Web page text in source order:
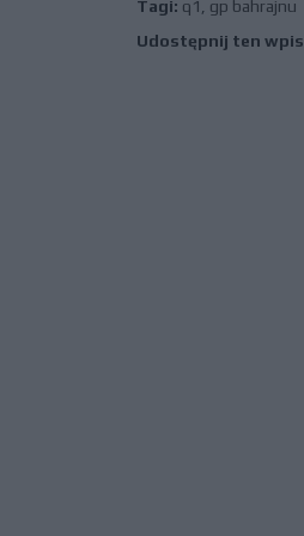
Tagi: q1
gp bahrajnu
Udostępnij ten wpis